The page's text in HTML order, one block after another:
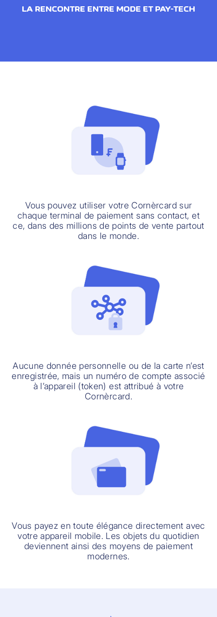
LA RENCONTRE ENTRE MODE ET PAY-TECH
Vous pouvez utiliser votre Cornèrcard sur
chaque terminal de paiement sans contact, et
ce, dans des millions de points de vente partout
dans le monde.
Aucune donnée personnelle ou de la carte n’est
enregistrée, mais un numéro de compte associé
à l’appareil (token) est attribué à votre
Cornèrcard.
Vous payez en toute élégance directement avec
votre appareil mobile. Les objets du quotidien
deviennent ainsi des moyens de paiement
modernes.